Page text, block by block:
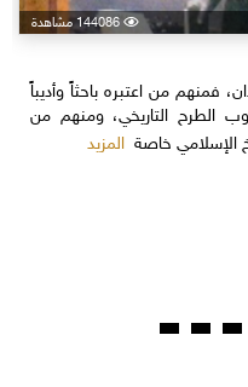
144086 مشاهدة
فمنهم من اعتبره باحثاً وأديباً
الطرح التاريخي، ومنهم من
الإسلامي خاصةالمزيد